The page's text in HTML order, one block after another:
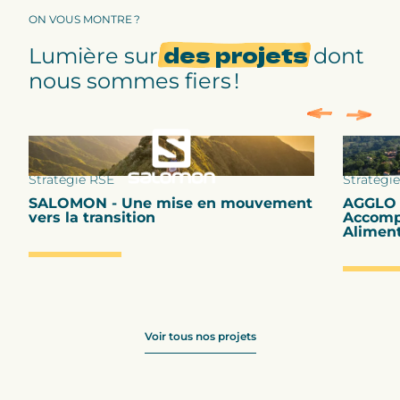
ON VOUS MONTRE ?
Lumière surdes projetsdont
nous sommes fiers !
Stratégie RSE
SALOMON - Une mise en mouvement
vers la transition
Voir tous nos projets